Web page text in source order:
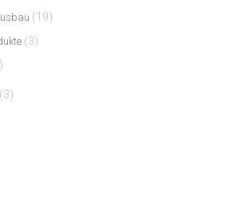
(19)
(3)
(3)